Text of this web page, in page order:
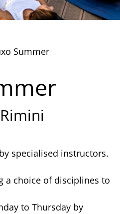
Summer
specialised instructors.
a choice of disciplines to
to Thursday by